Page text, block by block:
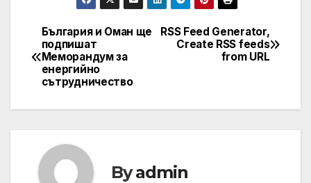
Post
navigation
RSS Feed Generator,
Create RSS feeds
from URL
България и Оман ще
подпишат
Меморандум за
енергийно
сътрудничество
Byadmin